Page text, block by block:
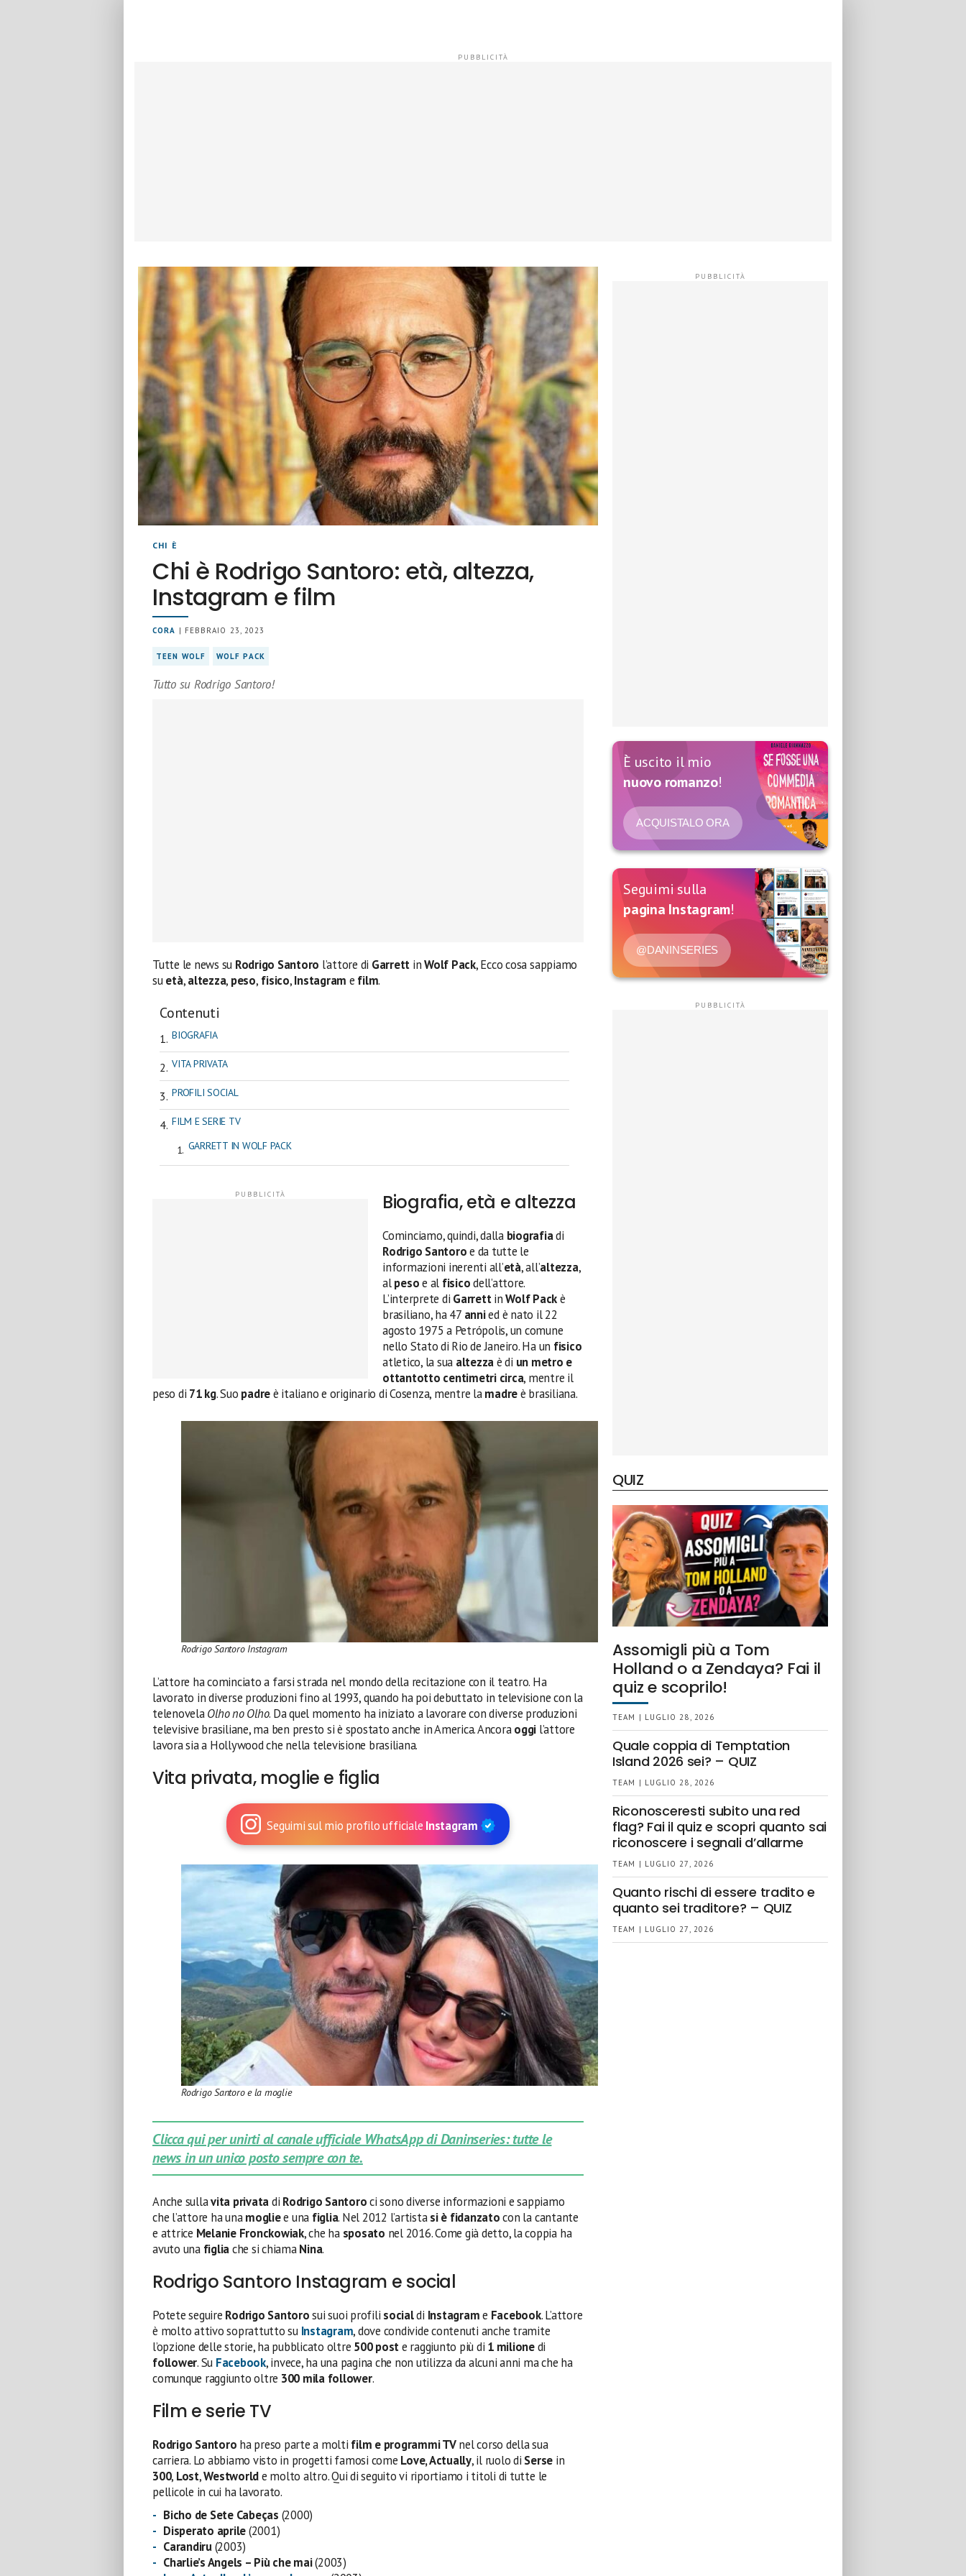
CHI È
Chi è Rodrigo Santoro: età, altezza,
Instagram e film
CORA | FEBBRAIO 23, 2023
TEEN WOLF WOLF PACK
Tutto su Rodrigo Santoro!
Tutte le news su Rodrigo Santoro l’attore di Garrett inWolf Pack, Ecco cosa sappiamo
suetà,altezza, peso, fisico,Instagram e film.
Contenuti
BIOGRAFIA
VITA PRIVATA
PROFILI SOCIAL
FILM E SERIE TV
GARRETT IN WOLF PACK
Biografia, età e altezza
Cominciamo, quindi, dalla biografiadi
Rodrigo Santoroe da tutte le
informazioni inerenti all’età, all’altezza,
alpesoe al fisicodell’attore.
L’interprete di GarrettinWolf Packè
brasiliano, ha 47 annied è nato il 22
agosto 1975 a Petrópolis, un comune
nello Stato di Rio de Janeiro. Ha un fisico
atletico, la sua altezzaè di un metro e
ottantotto centimetri circa, mentre il
peso di 71 kg. Suo padreè italiano e originario di Cosenza, mentre lamadreè brasiliana.
Rodrigo Santoro Instagram
L’attore ha cominciato a farsi strada nel mondo della recitazione con il teatro. Ha
lavorato in diverse produzioni fino al 1993, quando ha poi debuttato in televisione con la
telenovelaOlho no Olho. Da quel momento ha iniziato a lavorare con diverse produzioni
televisive brasiliane, ma ben presto si è spostato anche in America. Ancoraoggi l’attore
lavora sia a Hollywood che nella televisione brasiliana.
Vita privata, moglie e figlia
Seguimi sul mio profilo ufficiale Instagram
Rodrigo Santoro e la moglie
Clicca qui per unirti al canale ufficiale WhatsApp di Daninseries: tutte le
news in un unico posto sempre con te.
Anche sullavita privatadi Rodrigo Santoroci sono diverse informazioni e sappiamo
che l’attore ha unamogliee una figlia. Nel 2012 l’artistasi è fidanzatocon la cantante
e attrice Melanie Fronckowiak, che ha sposato nel 2016. Come già detto, la coppia ha
avuto unafigliache si chiamaNina.
Rodrigo Santoro Instagram e social
Potete seguire Rodrigo Santorosui suoi profili socialdi Instagrame Facebook. L’attore
è molto attivo soprattutto su Instagram, dove condivide contenuti anche tramite
l’opzione delle storie, ha pubblicato oltre 500 poste raggiunto più di 1 milionedi
follower. Su Facebook, invece, ha una pagina che non utilizza da alcuni anni ma che ha
comunque raggiunto oltre 300 mila follower.
Film e serie TV
Rodrigo Santoro ha preso parte a molti film e programmi TVnel corso della sua
carriera. Lo abbiamo visto in progetti famosi come Love, Actually, il ruolo di Serse in
300, Lost,Westworlde molto altro. Qui di seguito vi riportiamo i titoli di tutte le
pellicole in cui ha lavorato.
Bicho de Sete Cabeças (2000)
Disperato aprile(2001)
Carandiru(2003)
Charlie’s Angels – Più che mai(2003)
È uscito il mio
nuovo romanzo!
ACQUISTALO ORA
Seguimi sulla
pagina Instagram!
@DANINSERIES
QUIZ
Assomigli più a Tom
Holland o a Zendaya? Fai il
quiz e scoprilo!
TEAM | LUGLIO 28, 2026
Quale coppia di Temptation
Island 2026 sei? – QUIZ
TEAM | LUGLIO 28, 2026
Riconosceresti subito una red
flag? Fai il quiz e scopri quanto sai
riconoscere i segnali d’allarme
TEAM | LUGLIO 27, 2026
Quanto rischi di essere tradito e
quanto sei traditore? – QUIZ
TEAM | LUGLIO 27, 2026